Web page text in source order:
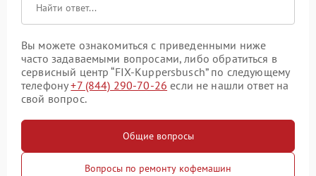
Вы можете ознакомиться с приведенными ниже
часто задаваемыми вопросами, либо обратиться в
сервисный центр “FIX-Kuppersbusch” по следующему
телефону+7 (844) 290-70-26 если не нашли ответ на
свой вопрос.
Общие вопросы
Вопросы по ремонту кофемашин